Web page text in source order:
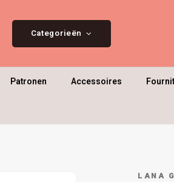
Categorieën
Patronen Accessoires
LANA